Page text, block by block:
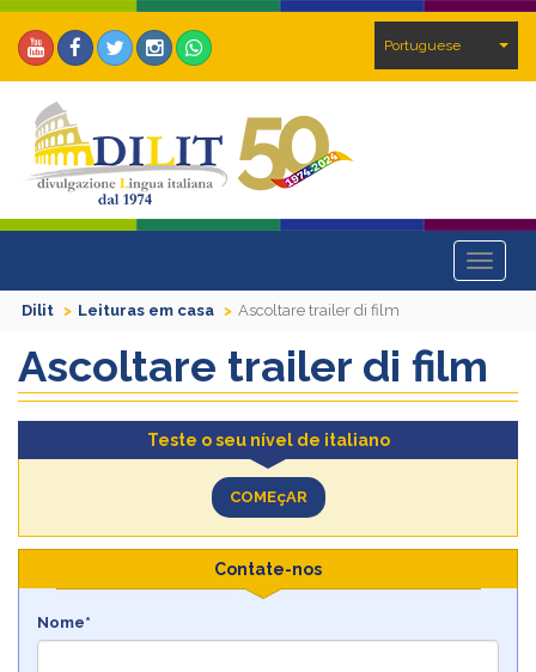
Portuguese
Toggle
Dilit
Leituras em casa Ascoltare trailer di film
Ascoltare trailer di film
Teste o seu nível de italiano
COMEçAR
Contate-nos
Nome*